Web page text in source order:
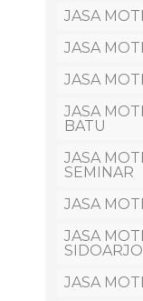
JASA
JASA
JASA
JASA
BATU
JASA
SEMINAR
JASA
JASA
SIDOARJO
JASA